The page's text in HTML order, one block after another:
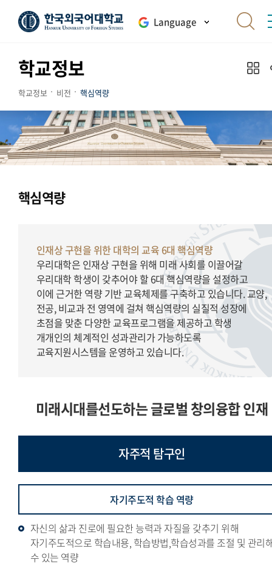
Language
학교정보
학교정보 비전 핵심역량
핵심역량
인재상 구현을 위한 대학의 교육 6대 핵심역량
우리대학은 인재상 구현을 위해 미래 사회를 이끌어갈
우리대학 학생이 갖추어야 할 6대 핵심역량을 설정하고
이에 근거한 역량 기반 교육체제를 구축하고 있습니다. 교양,
전공, 비교과 전 영역에 걸쳐 핵심역량의 실질적 성장에
초점을 맞춘 다양한 교육프로그램을 제공하고 학생
개개인의 체계적인 성과관리가 가능하도록
교육지원시스템을 운영하고 있습니다.
미래시대를선도하는 글로벌 창의융합 인재
자주적 탐구인
자기주도적 학습 역량
자신의 삶과 진로에 필요한 능력과 자질을 갖추기 위해
자기주도적으로 학습내용, 학습방법,학습성과를 조절 및 관리
수 있는 역량